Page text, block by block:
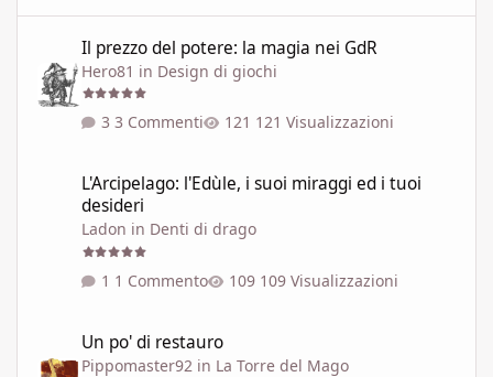
Il prezzo del potere: la magia nei GdR
Hero81 in Design di giochi
3 Commenti 121 Visualizzazioni
L'Arcipelago: l'Edùle, i suoi miraggi ed i tuoi
desideri
Ladon in Denti di drago
1 Commento 109 Visualizzazioni
Un po' di restauro
Pippomaster92 in La Torre del Mago